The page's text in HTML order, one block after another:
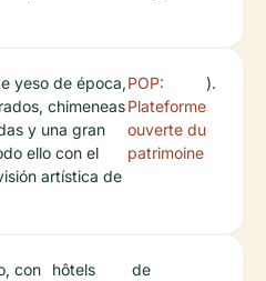
yeso de época,
chimeneas
y una gran
ello con el
artística de
POP:
Plateforme
ouverte du
patrimoine
).
con
hôtels
de